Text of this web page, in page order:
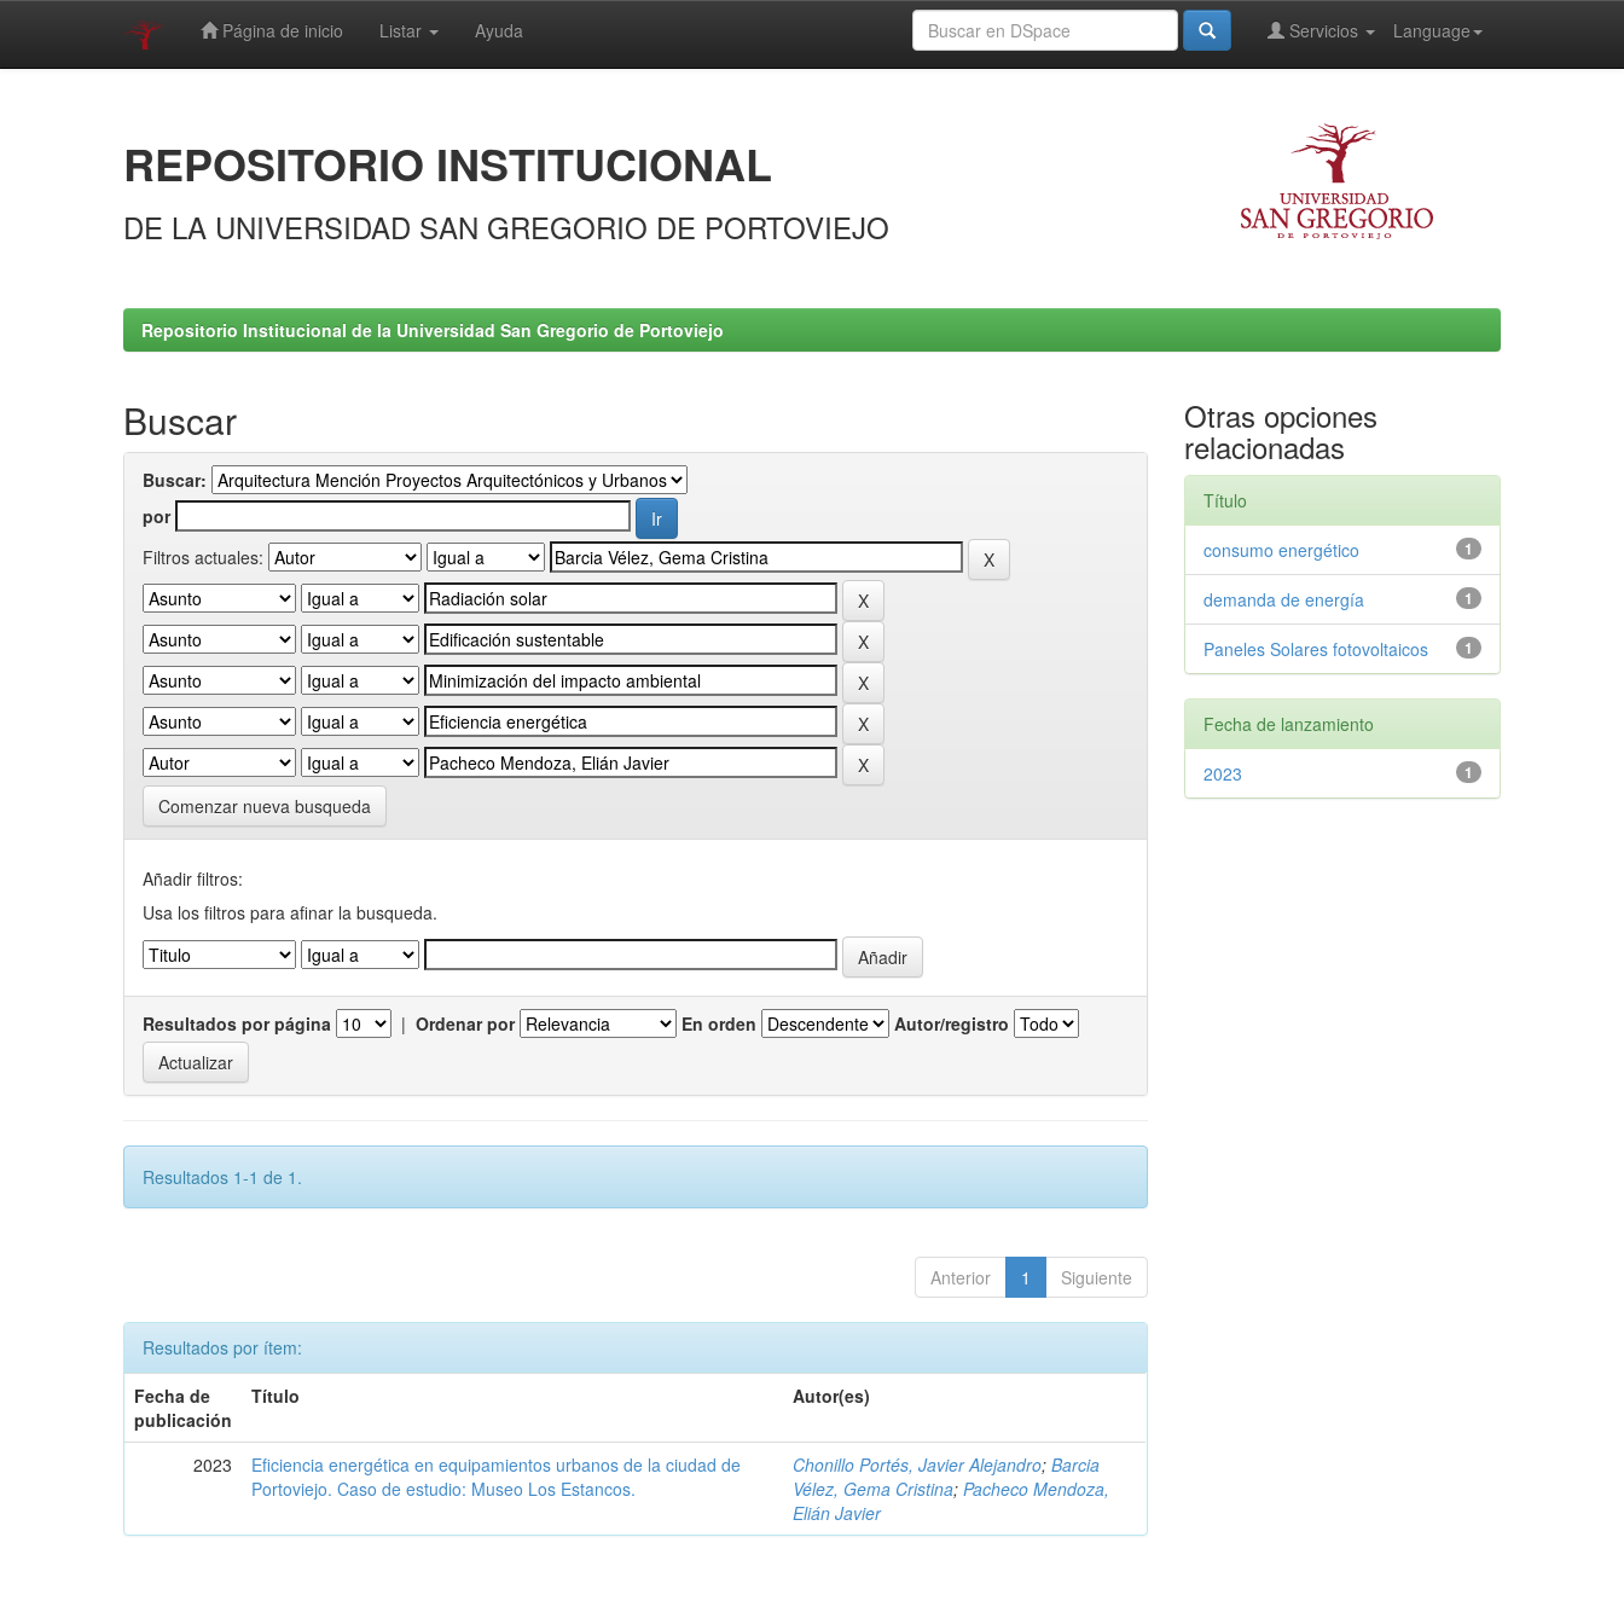
Página de inicio Listar Ayuda Language
Servicios
REPOSITORIO INSTITUCIONAL
DE LA UNIVERSIDAD SAN GREGORIO DE PORTOVIEJO
Repositorio Institucional de la Universidad San Gregorio de Portoviejo
Buscar
Buscar:
por
Filtros actuales:
Comenzar nueva busqueda
Añadir filtros:
Usa los filtros para afinar la busqueda.
Resultados por página | Ordenar por En orden Autor/registro
Resultados 1-1 de 1.
Anterior 1 Siguiente
Resultados por ítem:
Fecha de
publicación
Título Autor(es)
2023
Eficiencia energética en equipamientos urbanos de la ciudad de
Portoviejo. Caso de estudio: Museo Los Estancos.
Chonillo Portés, Javier Alejandro;Barcia
Vélez, Gema Cristina;Pacheco Mendoza,
Elián Javier
Otras opciones
relacionadas
Título
1
consumo energético
1
demanda de energía
1
Paneles Solares fotovoltaicos
Fecha de lanzamiento
1
2023